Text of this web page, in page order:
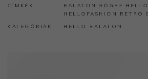
CÍMKÉK
BALATON BÖGRE
HELLOFASHION
RETRO
KATEGÓRIÁK
HELLO BALATON